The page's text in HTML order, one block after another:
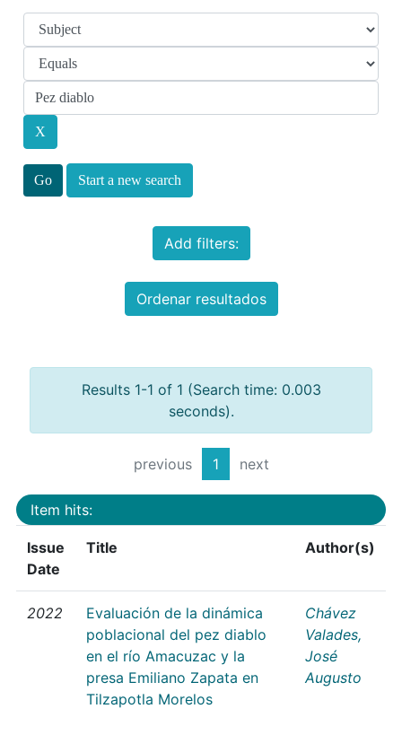
Start a new search
Add filters:
Ordenar resultados
Results 1-1 of 1 (Search time: 0.003
seconds).
previous 1 next
Item hits:
Issue
Date
Title Author(s)
2022
Evaluación de la dinámica
poblacional del pez diablo
en el río Amacuzac y la
presa Emiliano Zapata en
Tilzapotla Morelos
Chávez
Valades,
José
Augusto